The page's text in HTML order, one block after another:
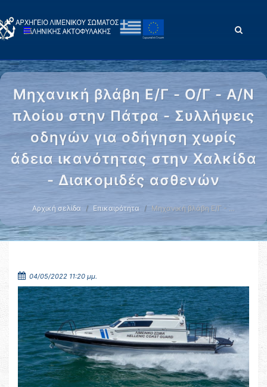
Μηχανική βλάβη Ε/Γ - Ο/Γ - Α/Ν
πλοίου στην Πάτρα - Συλλήψεις
οδηγών για οδήγηση χωρίς
άδεια ικανότητας στην Χαλκίδα
- Διακομιδές ασθενών
Αρχική σελίδα Επικαιρότητα Μηχανική βλάβη Ε/Γ - …
04/05/2022 11:20 μμ.